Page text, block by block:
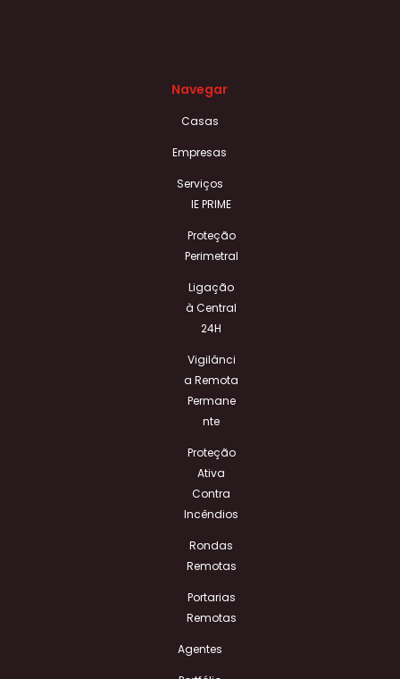
Navegar
Casas
Empresas
Serviços
IE PRIME
Proteção
Perimetral
Ligação
à Central
24H
Vigilânci
a Remota
Permane
nte
Proteção
Ativa
Contra
Incêndios
Rondas
Remotas
Portarias
Remotas
Agentes